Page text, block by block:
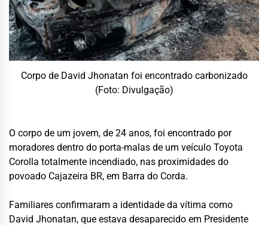
Corpo de David Jhonatan foi encontrado carbonizado
(Foto: Divulgação)
O corpo de um jovem, de 24 anos, foi encontrado por
moradores dentro do porta-malas de um veículo Toyota
Corolla totalmente incendiado, nas proximidades do
povoado Cajazeira BR, em Barra do Corda.
Familiares confirmaram a identidade da vítima como
David Jhonatan, que estava desaparecido em Presidente